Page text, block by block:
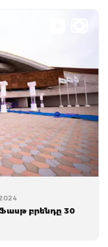
բրենդը 30